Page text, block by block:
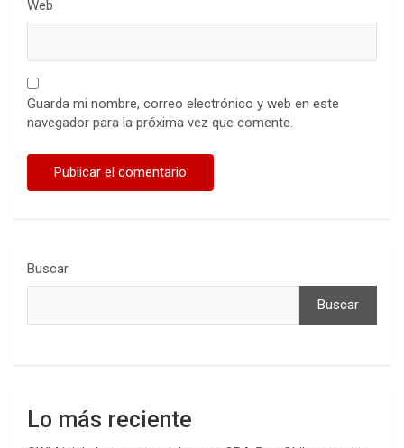
Web
Guarda mi nombre, correo electrónico y web en este
navegador para la próxima vez que comente.
Buscar
Buscar
Lo más reciente